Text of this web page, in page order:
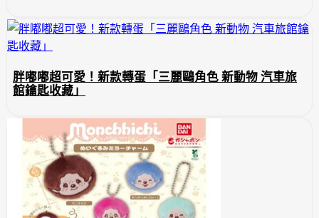
胖嘟嘟超可愛！新款轉蛋「三麗鷗角色 新動物 汽車旅
館鑰匙收藏」